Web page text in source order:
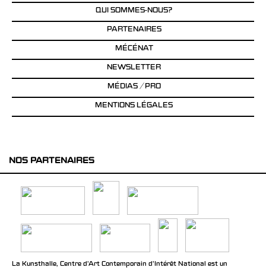
QUI SOMMES-NOUS?
PARTENAIRES
MÉCÉNAT
NEWSLETTER
MÉDIAS / PRO
MENTIONS LÉGALES
NOS PARTENAIRES
La Kunsthalle, Centre d’Art Contemporain d’Intérêt National est un